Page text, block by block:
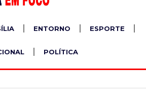
ENTORNO ESPORTE
POLÍTICA